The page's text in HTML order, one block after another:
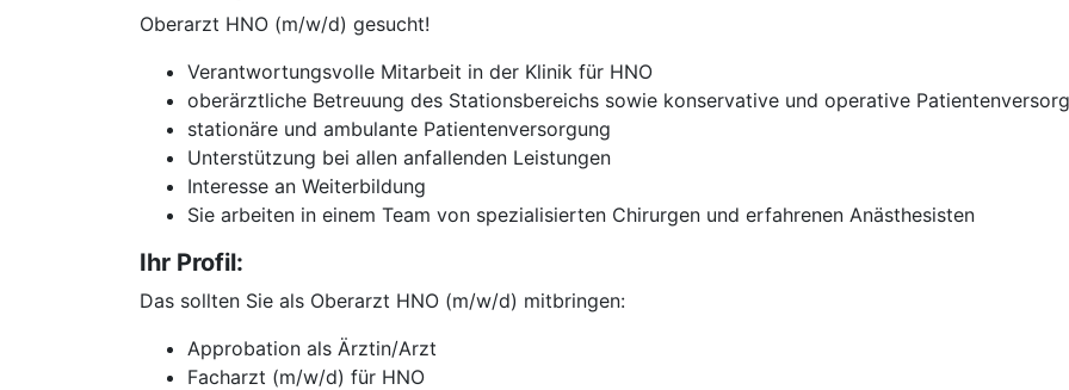
Oberarzt HNO (m/w/d) gesucht!
Verantwortungsvolle Mitarbeit in der Klinik für HNO
oberärztliche Betreuung des Stationsbereichs sowie konservative und operative
stationäre und ambulante Patientenversorgung
Unterstützung bei allen anfallenden Leistungen
Interesse an Weiterbildung
Sie arbeiten in einem Team von spezialisierten Chirurgen und erfahrenen Anästhesisten
Ihr Profil:
Das sollten Sie als Oberarzt HNO (m/w/d) mitbringen:
Approbation als Ärztin/Arzt
Facharzt (m/w/d) für HNO